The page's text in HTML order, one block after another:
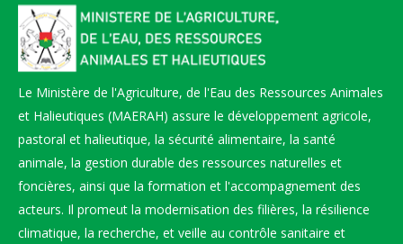
Le Ministère de l'Agriculture, de l'Eau des Ressources Animales
et Halieutiques (MAERAH) assure le développement agricole,
pastoral et halieutique, la sécurité alimentaire, la santé
animale, la gestion durable des ressources naturelles et
foncières, ainsi que la formation et l'accompagnement des
acteurs. Il promeut la modernisation des filières, la résilience
climatique, la recherche, et veille au contrôle sanitaire et